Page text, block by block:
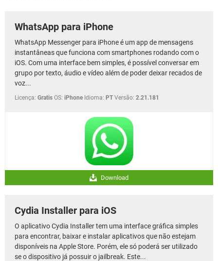
WhatsApp para iPhone
WhatsApp Messenger para iPhone é um app de mensagens
instantâneas que funciona com smartphones rodando com o
iOS. Com uma interface bem simples, é possível conversar em
grupo por texto, áudio e vídeo além de poder deixar recados de
voz...
Licença: Gratis OS: iPhone Idioma: PT Versão: 2.21.181
Download
Cydia Installer para iOS
O aplicativo Cydia Installer tem uma interface gráfica simples
para encontrar, baixar e instalar aplicativos que não estejam
disponíveis na Apple Store. Porém, ele só poderá ser utilizado
se o dispositivo já possuir o jailbreak. Este...